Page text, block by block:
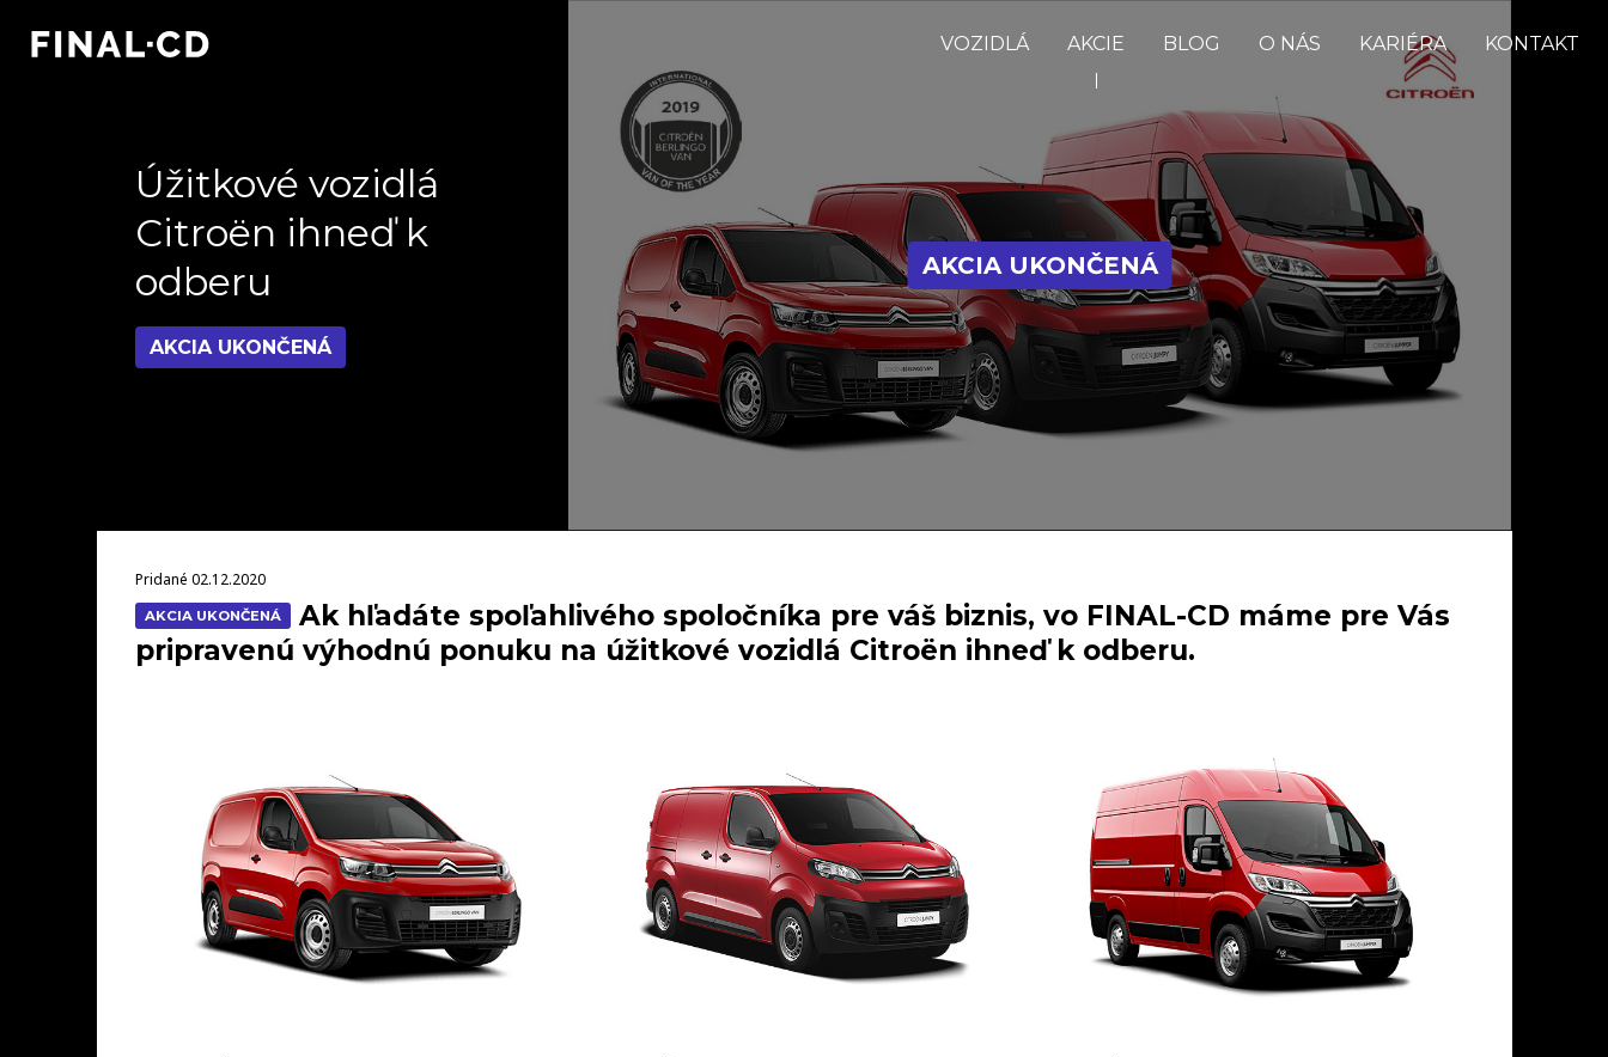
VOZIDLÁ AKCIE BLOG O NÁS KARIÉRA KONTAKT
Úžitkové vozidlá
Citroën ihneď k
odberu
AKCIA UKONČENÁ
AKCIA UKONČENÁ
Pridané 02.12.2020
AKCIA UKONČENÁ Ak hľadáte spoľahlivého spoločníka pre váš biznis, vo FINAL-CD máme pre Vás
pripravenú výhodnú ponuku na úžitkové vozidlá Citroën ihneď k odberu.